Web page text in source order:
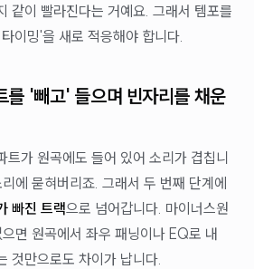
같이 빨라진다는 거예요. 그래서 템포를
이밍'을 새로 적응해야 합니다.
'빼고' 들으며 빈자리를 채운
트가 원곡에도 들어 있어 소리가 겹칩니
에 묻혀버리죠. 그래서 두 번째 단계에
빠진 트랙으로 넘어갑니다. 마이너스원
면 원곡에서 좌우 패닝이나 EQ로 내
것만으로도 차이가 납니다.